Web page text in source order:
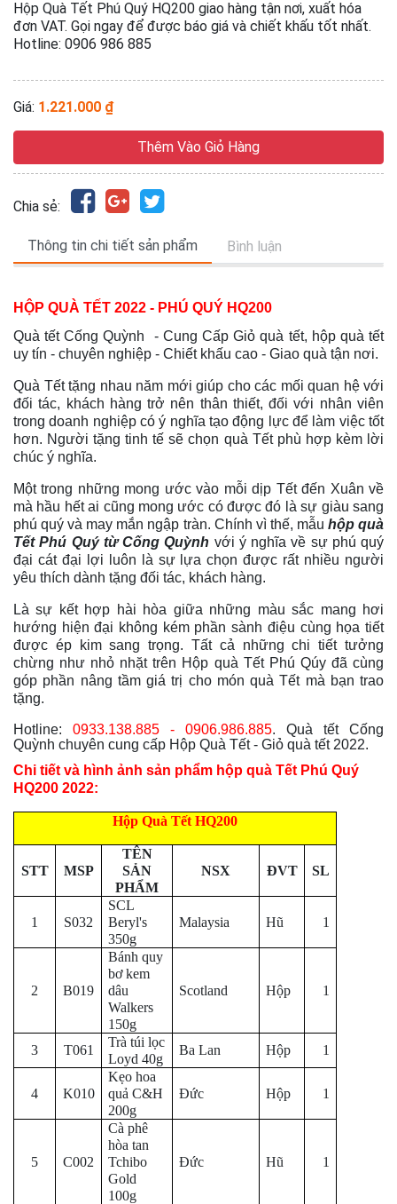
Hộp Quà Tết Phú Quý HQ200 giao hàng tận nơi, xuất hóa
đơn VAT. Gọi ngay để được báo giá và chiết khấu tốt nhất.
Hotline: 0906 986 885
Giá: 1.221.000 ₫
Thêm Vào Giỏ Hàng
Chia sẻ:
Thông tin chi tiết sản phẩm Bình luận
HỘP QUÀ TẾT 2022 - PHÚ QUÝ HQ200
Quà tết Cống Quỳnh - Cung Cấp Giỏ quà tết, hộp quà tết
uy tín - chuyên nghiệp - Chiết khấu cao - Giao quà tận nơi.
Quà Tết tặng nhau năm mới giúp cho các mối quan hệ với
đối tác, khách hàng trở nên thân thiết, đối với nhân viên
trong doanh nghiệp có ý nghĩa tạo động lực để làm việc tốt
hơn. Người tặng tinh tế sẽ chọn quà Tết phù hợp kèm lời
chúc ý nghĩa.
Một trong những mong ước vào mỗi dịp Tết đến Xuân về
mà hầu hết ai cũng mong ước có được đó là sự giàu sang
phú quý và may mắn ngập tràn. Chính vì thế, mẫu hộp quà
Tết Phú Quý từ Cống Quỳnh với ý nghĩa về sự phú quý
đại cát đại lợi luôn là sự lựa chọn được rất nhiều người
yêu thích dành tặng đối tác, khách hàng.
Là sự kết hợp hài hòa giữa những màu sắc mang hơi
hướng hiện đại không kém phần sành điệu cùng họa tiết
được ép kim sang trọng. Tất cả những chi tiết tưởng
chừng như nhỏ nhặt trên Hộp quà Tết Phú Qúyđã cùng
góp phần nâng tầm giá trị cho món quà Tết mà bạn trao
tặng.
Hotline: 0933.138.885 - 0906.986.885. Quà tết Cống
Quỳnh chuyên cung cấp Hộp Quà Tết - Giỏ quà tết 2022.
Chi tiết và hình ảnh sản phẩm hộp quà Tết Phú Quý
HQ200 2022:
Hộp Quà Tết HQ200
STT MSP
TÊN
SẢN
PHẨM
NSX ĐVT SL
1 S032
SCL
Beryl's
350g
Malaysia Hũ 1
2 B019
Bánh quy
bơ kem
dâu
Walkers
150g
Scotland Hộp 1
3 T061
Trà túi lọc
Loyd 40g
Ba Lan Hộp 1
4 K010
Kẹo hoa
quả C&H
200g
Đức Hộp 1
5 C002
Cà phê
hòa tan
Tchibo
Gold
100g
Đức Hũ 1